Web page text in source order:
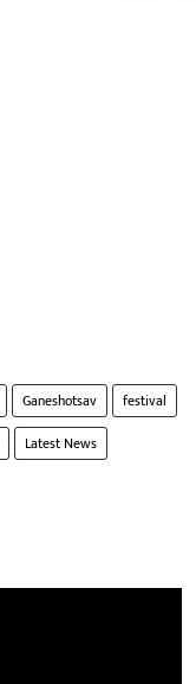
Ganeshotsav
festival
Latest News